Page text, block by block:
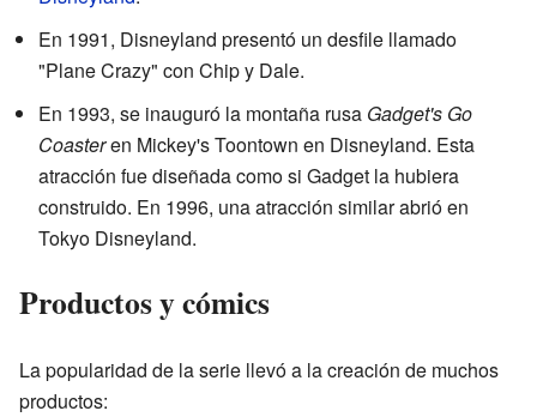
En 1991, Disneyland presentó un desfile llamado
"Plane Crazy" con Chip y Dale.
En 1993, se inauguró la montaña rusa Gadget's Go
Coasteren Mickey's Toontown en Disneyland. Esta
atracción fue diseñada como si Gadget la hubiera
construido. En 1996, una atracción similar abrió en
Tokyo Disneyland.
Productos y cómics
La popularidad de la serie llevó a la creación de muchos
productos: